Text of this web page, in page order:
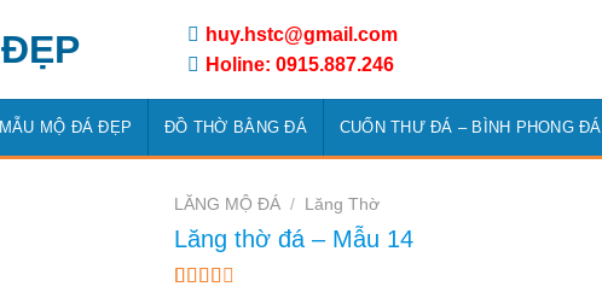
huy.hstc@gmail.com
Holine: 0915.887.246
MẪU MỘ ĐÁ ĐẸP ĐỒ THỜ BẰNG ĐÁ CUỐN THƯ ĐÁ – BÌNH PHONG ĐÁ
LĂNG MỘ ĐÁ / Lăng Thờ
Lăng thờ đá – Mẫu 14